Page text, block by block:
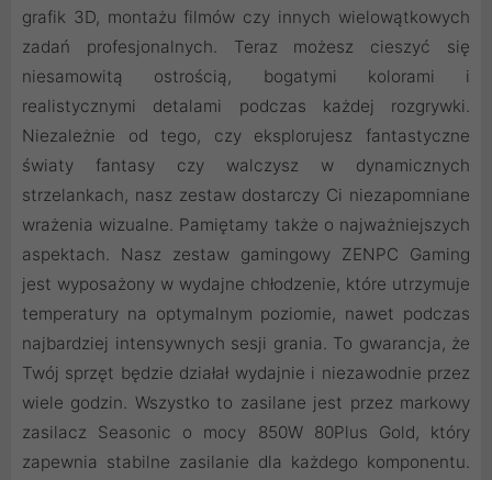
grafik 3D, montażu filmów czy innych wielowątkowych
zadań profesjonalnych. Teraz możesz cieszyć się
niesamowitą ostrością, bogatymi kolorami i
realistycznymi detalami podczas każdej rozgrywki.
Niezależnie od tego, czy eksplorujesz fantastyczne
światy fantasy czy walczysz w dynamicznych
strzelankach, nasz zestaw dostarczy Ci niezapomniane
wrażenia wizualne. Pamiętamy także o najważniejszych
aspektach. Nasz zestaw gamingowy ZENPC Gaming
jest wyposażony w wydajne chłodzenie, które utrzymuje
temperatury na optymalnym poziomie, nawet podczas
najbardziej intensywnych sesji grania. To gwarancja, że
Twój sprzęt będzie działał wydajnie i niezawodnie przez
wiele godzin. Wszystko to zasilane jest przez markowy
zasilacz Seasonic o mocy 850W 80Plus Gold, który
zapewnia stabilne zasilanie dla każdego komponentu.